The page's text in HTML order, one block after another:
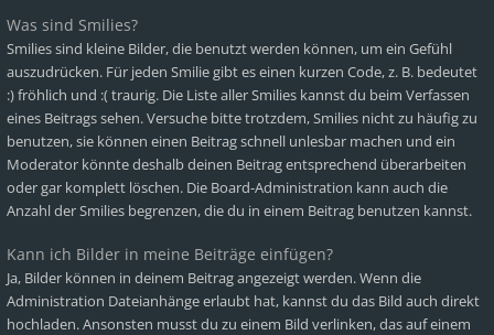
Was sind Smilies?
Smilies sind kleine Bilder, die benutzt werden können, um ein Gefühl
auszudrücken. Für jeden Smilie gibt es einen kurzen Code, z. B. bedeutet
:) fröhlich und :( traurig. Die Liste aller Smilies kannst du beim Verfassen
eines Beitrags sehen. Versuche bitte trotzdem, Smilies nicht zu häufig zu
benutzen, sie können einen Beitrag schnell unlesbar machen und ein
Moderator könnte deshalb deinen Beitrag entsprechend überarbeiten
oder gar komplett löschen. Die Board-Administration kann auch die
Anzahl der Smilies begrenzen, die du in einem Beitrag benutzen kannst.
Kann ich Bilder in meine Beiträge einfügen?
Ja, Bilder können in deinem Beitrag angezeigt werden. Wenn die
Administration Dateianhänge erlaubt hat, kannst du das Bild auch direkt
hochladen. Ansonsten musst du zu einem Bild verlinken, das auf einem